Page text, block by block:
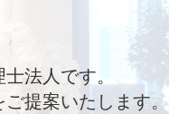
法人です。
提案いたします。